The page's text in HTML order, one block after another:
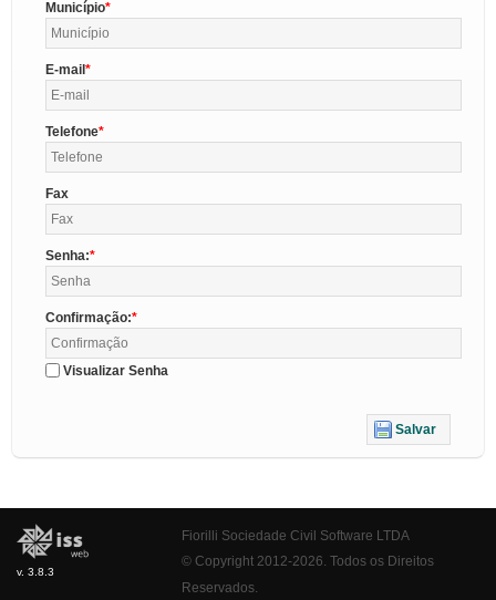
Município
E-mail
Telefone
Fax
Senha:
Confirmação:
Visualizar Senha
Salvar
v. 3.8.3
Fiorilli Sociedade Civil Software LTDA
© Copyright 2012-2026. Todos os Direitos
Reservados.